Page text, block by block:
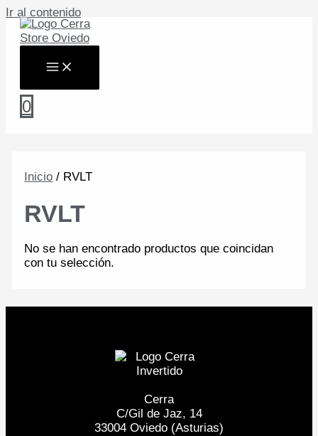
Ir al contenido
0
Inicio / RVLT
RVLT
No se han encontrado productos que coincidan
con tu selección.
Cerra
C/Gil de Jaz, 14
33004 Oviedo (Asturias)